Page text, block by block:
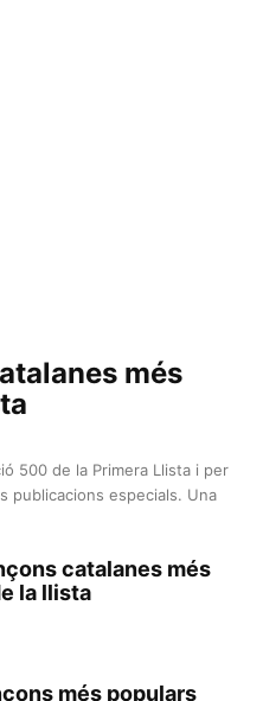
més
500 de la Primera Llista i per
publicacions especials. Una
catalanes més
la llista
més populars